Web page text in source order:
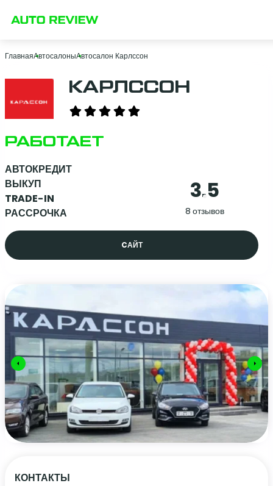
ГлавнаяАвтосалоныАвтосалон Карлссон
КАРЛССОН
3.5
8 отзывов
РАБОТАЕТ
АВТОКРЕДИТ
ВЫКУП
TRADE-IN
РАССРОЧКА
CАЙТ
КОНТАКТЫ